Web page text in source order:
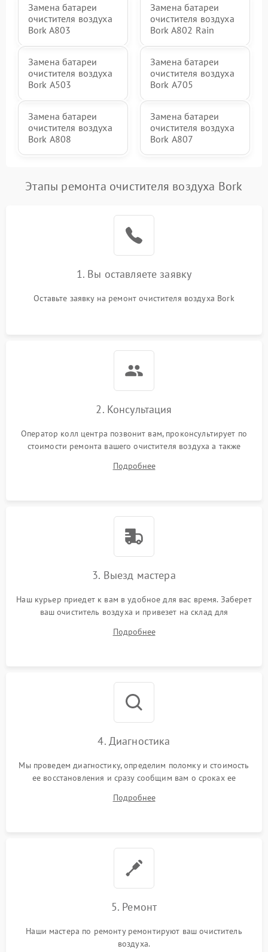
Замена батареи
очистителя воздуха
Bork A803
Замена батареи
очистителя воздуха
Bork A802 Rain
Замена батареи
очистителя воздуха
Bork А503
Замена батареи
очистителя воздуха
Bork А705
Замена батареи
очистителя воздуха
Bork А808
Замена батареи
очистителя воздуха
Bork А807
Этапы ремонта очистителя воздуха Bork
1. Вы оставляете заявку
Оставьте заявку на ремонт очистителя воздуха Bork
2. Консультация
Оператор колл центра позвонит вам, проконсультирует по
стоимости ремонта вашего очистителя воздуха а также
Подробнее
3. Выезд мастера
Наш курьер приедет к вам в удобное для вас время. Заберет
ваш очиститель воздуха и привезет на склад для
Подробнее
4. Диагностика
Мы проведем диагностику, определим поломку и стоимость
ее восстановления и сразу сообщим вам о сроках ее
Подробнее
5. Ремонт
Наши мастера по ремонту ремонтируют ваш очиститель
воздуха.